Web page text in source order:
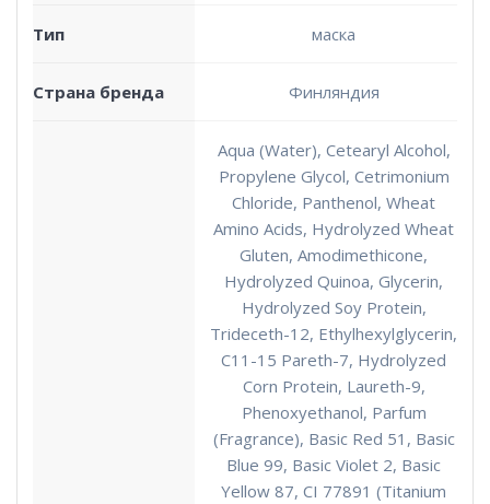
Тип маска
Страна бренда Финляндия
Aqua (Water), Cetearyl Alcohol,
Propylene Glycol, Cetrimonium
Chloride, Panthenol, Wheat
Amino Acids, Hydrolyzed Wheat
Gluten, Amodimethicone,
Hydrolyzed Quinoa, Glycerin,
Hydrolyzed Soy Protein,
Trideceth-12, Ethylhexylglycerin,
C11-15 Pareth-7, Hydrolyzed
Corn Protein, Laureth-9,
Phenoxyethanol, Parfum
(Fragrance), Basic Red 51, Basic
Blue 99, Basic Violet 2, Basic
Yellow 87, CI 77891 (Titanium